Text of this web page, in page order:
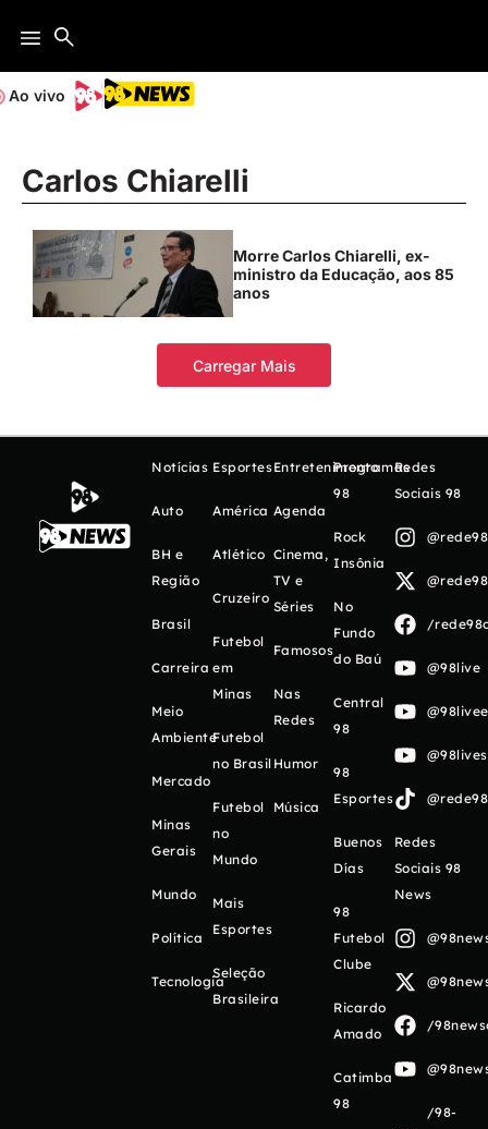
Ao vivo
Carlos Chiarelli
Morre Carlos Chiarelli, ex-
ministro da Educação, aos 85
anos
Carregar Mais
Notícias
Auto
BH e
Região
Brasil
Carreira
Meio
Ambiente
Mercado
Minas
Gerais
Mundo
Política
Tecnologia
Esportes
América
Atlético
Cruzeiro
Futebol
em
Minas
Futebol
no Brasil
Futebol
no
Mundo
Mais
Esportes
Seleção
Brasileira
Entretenimento
Agenda
Cinema,
TV e
Séries
Famosos
Nas
Redes
Humor
Música
Programas
98
Rock
Insônia
No
Fundo
do Baú
Central
98
98
Esportes
Buenos
Días
98
Futebol
Clube
Ricardo
Amado
Catimba
98
Redes
Sociais 98
/
@98live
Redes
Sociais 98
News
/
/98-